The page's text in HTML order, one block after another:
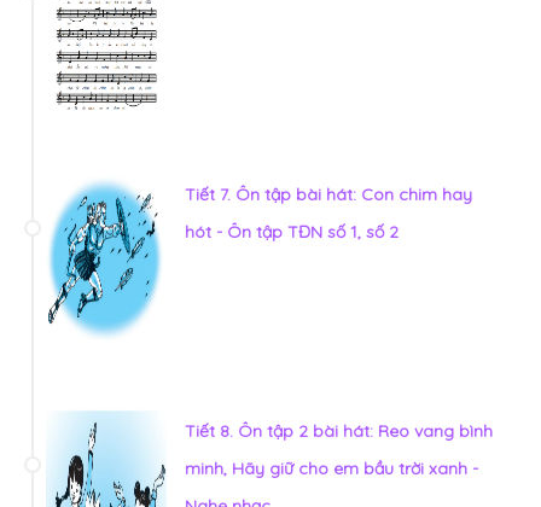
Tiết 7. Ôn tập bài hát: Con chim hay
hót - Ôn tập TĐN số 1, số 2
Tiết 8. Ôn tập 2 bài hát: Reo vang bình
minh, Hãy giữ cho em bầu trời xanh -